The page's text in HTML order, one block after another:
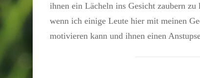
ihnen ein Lächeln ins Gesicht zaubern
wenn ich einige Leute hier mit meinen
motivieren kann und ihnen einen